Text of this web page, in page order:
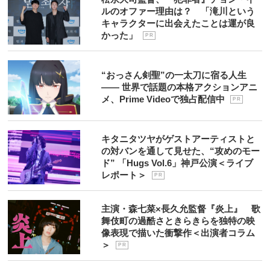
ルのオファー理由は？ 「滝川という
キャラクターに出会えたことは運が良
かった」
P R
“おっさん剣聖”の一太刀に宿る人生
―― 世界で話題の本格アクションアニ
メ、Prime Videoで独占配信中
P R
キタニタツヤがゲストアーティストと
の対バンを通して見せた、“攻めのモー
ド” 「Hugs Vol.6」神戸公演＜ライブ
レポート＞
P R
主演・森七菜×長久允監督『炎上』 歌
舞伎町の過酷さときらきらを独特の映
像表現で描いた衝撃作＜出演者コラム
＞
P R